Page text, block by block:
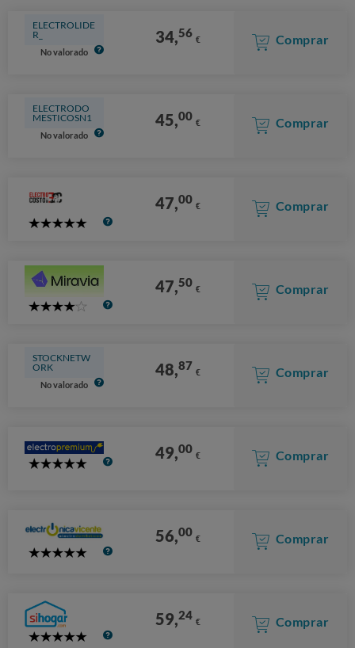
ELECTROLIDE
R_
No valorado
34,56 € Comprar
ELECTRODO
MESTICOSN1
No valorado
45,00 € Comprar
5
47,00 € Comprar
4
47,50 € Comprar
STOCKNETW
ORK
No valorado
48,87 € Comprar
5
49,00 € Comprar
5
56,00 € Comprar
5
59,24 € Comprar